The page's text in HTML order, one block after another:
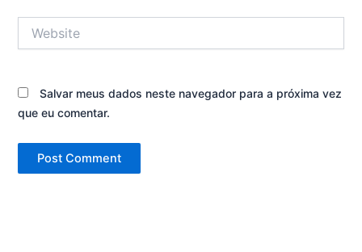
Salvar meus dados neste navegador para a próxima vez
que eu comentar.